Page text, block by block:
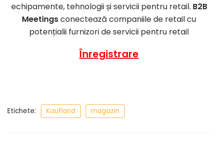
echipamente, tehnologii și servicii pentru retail. B2B
Meetingsconectează companiile de retail cu
potențialii furnizori de servicii pentru retail
Înregistrare
Etichete: Kaufland magazin